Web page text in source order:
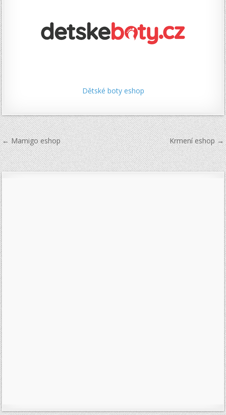
Dětské boty eshop
Navigace
pro
příspěvek
← Mamigo eshop Krmení eshop →